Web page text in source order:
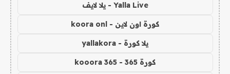
Yalla Live - يلا لايف
كورة اون لاين - koora onl
يلا كورة - yallakora
كورة 365 - kooora 365